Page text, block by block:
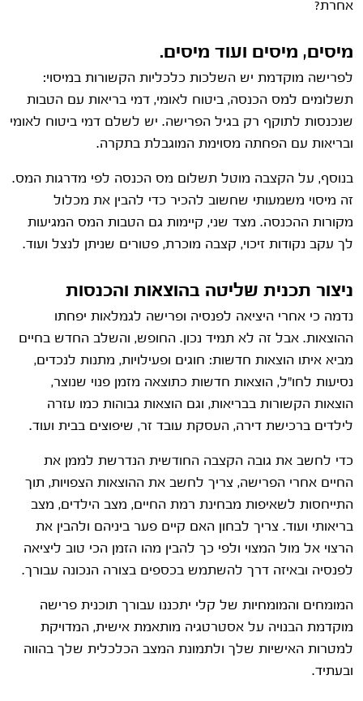
אחרת?
מיסים, מיסים ועוד מיסים.
לפרישה מוקדמת יש השלכות כלכליות הקשורות במיסוי:
תשלומים למס הכנסה, ביטוח לאומי, דמי בריאות עם הטבות
שנכנסות לתוקף רק בגיל הפרישה. יש לשלם דמי ביטוח לאומי
ובריאות עם הפחתה מסוימת המוגבלת בתקרה.
בנוסף, על הקצבה מוטל תשלום מס הכנסה לפי מדרגות המס.
זה מיסוי משמעותי שחשוב להכיר כדי להבין את מכלול
מקורות ההכנסה. מצד שני, קיימות גם הטבות המס המגיעות
לך עקב נקודות זיכוי, קצבה מוכרת, פטורים שניתן לנצל ועוד.
ניצור תכנית שליטה בהוצאות והכנסות
נדמה כי אחרי היציאה לפנסיה ופרישה לגמלאות יפחתו
ההוצאות. אבל זה לא תמיד נכון. החופש, והשלב החדש בחיים
מביא איתו הוצאות חדשות: חוגים ופעילויות, מתנות לנכדים,
נסיעות לחו"ל, הוצאות חדשות כתוצאה מזמן פנוי שנוצר,
הוצאות הקשורות בבריאות, וגם הוצאות גבוהות כמו עזרה
לילדים ברכישת דירה, העסקת עובד זר, שיפוצים בבית ועוד.
כדי לחשב את גובה הקצבה החודשית הנדרשת לממן את
החיים אחרי הפרישה, צריך לחשב את ההוצאות הצפויות, תוך
התייחסות לשאיפות מבחינת רמת החיים, מצב הילדים, מצב
בריאותי ועוד. צריך לבחון האם קיים פער ביניהם ולהבין את
הרצוי אל מול המצוי ולפי כך להבין מהו הזמן הכי טוב ליציאה
לפנסיה ובאיזה דרך להשתמש בכספים בצורה הנכונה עבורך.
המומחים והמומחיות של קלי יתכננו עבורך תוכנית פרישה
מוקדמת הבנויה על אסטרטגיה מותאמת אישית, המדויקת
למטרות האישיות שלך ולתמונת המצב הכלכלית שלך בהווה
ובעתיד.